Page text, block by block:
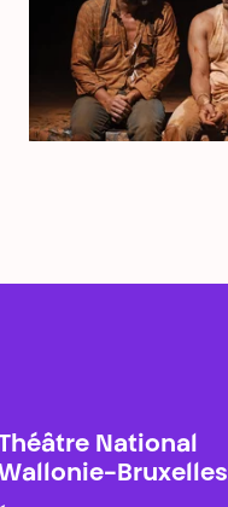
National
Bruxelles